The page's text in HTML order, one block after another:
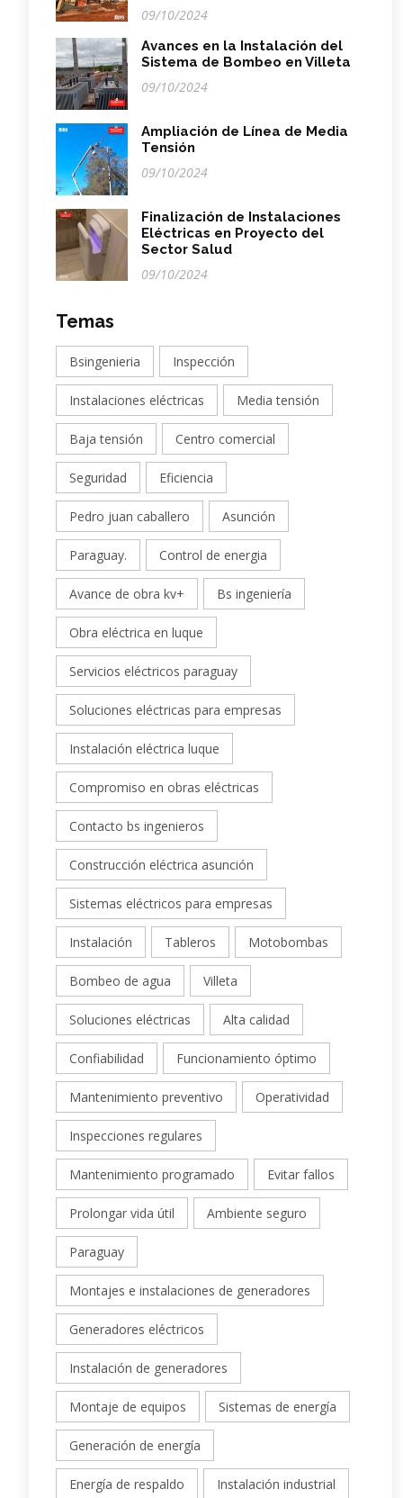
09/10/2024
Avances en la Instalación del
Sistema de Bombeo en Villeta
09/10/2024
Ampliación de Línea de Media
Tensión
09/10/2024
Finalización de Instalaciones
Eléctricas en Proyecto del
Sector Salud
09/10/2024
Temas
Bsingenieria Inspección
Instalaciones eléctricas Media tensión
Baja tensión Centro comercial
Seguridad Eficiencia
Pedro juan caballero Asunción
Paraguay. Control de energia
Avance de obra kv+ Bs ingeniería
Obra eléctrica en luque
Servicios eléctricos paraguay
Soluciones eléctricas para empresas
Instalación eléctrica luque
Compromiso en obras eléctricas
Contacto bs ingenieros
Construcción eléctrica asunción
Sistemas eléctricos para empresas
Instalación Tableros Motobombas
Bombeo de agua Villeta
Soluciones eléctricas Alta calidad
Confiabilidad Funcionamiento óptimo
Mantenimiento preventivo Operatividad
Inspecciones regulares
Mantenimiento programado Evitar fallos
Prolongar vida útil Ambiente seguro
Paraguay
Montajes e instalaciones de generadores
Generadores eléctricos
Instalación de generadores
Montaje de equipos Sistemas de energía
Generación de energía
Energía de respaldo Instalación industrial